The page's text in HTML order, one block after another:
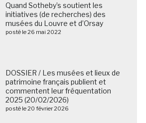
Quand Sotheby’s soutient les
initiatives (de recherches) des
musées du Louvre et d’Orsay
posté le 26 mai 2022
DOSSIER / Les musées et lieux de
patrimoine français publient et
commentent leur fréquentation
2025 (20/02/2026)
posté le 20 février 2026